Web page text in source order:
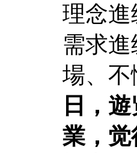
理念
需求
場、
日，
業，觉